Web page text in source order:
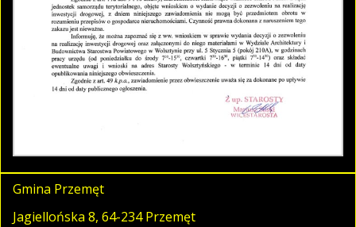
Gmina Przemęt
Jagiellońska 8, 64-234 Przemęt